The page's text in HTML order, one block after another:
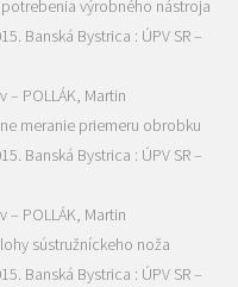
výrobného nástroja
Banská Bystrica : ÚPV SR –
– POLLÁK, Martin
meranie priemeru obrobku
Banská Bystrica : ÚPV SR –
– POLLÁK, Martin
sústružníckeho noža
Banská Bystrica : ÚPV SR –